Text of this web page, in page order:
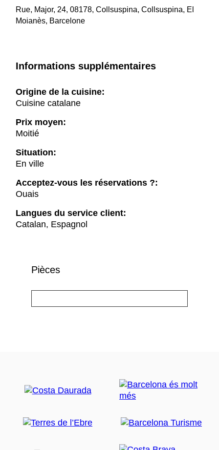
Rue, Major, 24, 08178, Collsuspina, Collsuspina, El
Moianès, Barcelone
Informations supplémentaires
Origine de la cuisine:
Cuisine catalane
Prix moyen:
Moitié
Situation:
En ville
Acceptez-vous les réservations ?:
Ouais
Langues du service client:
Catalan, Espagnol
Pièces